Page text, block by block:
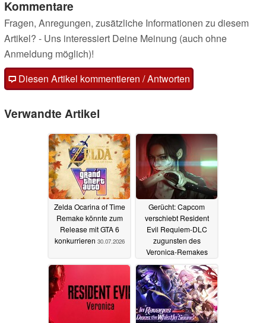
Kommentare
Fragen, Anregungen, zusätzliche Informationen zu diesem
Artikel? - Uns interessiert Deine Meinung (auch ohne
Anmeldung möglich)!
Diesen Artikel kommentieren / Antworten
Verwandte Artikel
Zelda Ocarina of Time
Remake könnte zum
Release mit GTA 6
konkurrieren 30.07.2026
Gerücht: Capcom
verschiebt Resident
Evil Requiem-DLC
zugunsten des
Veronica-Remakes
15.07.2026